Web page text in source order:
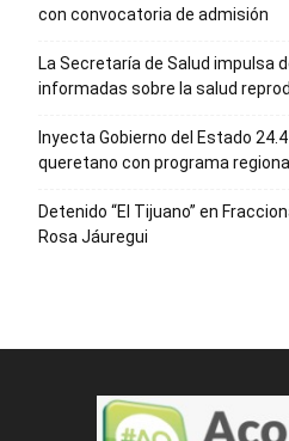
con convocatoria de admisión
La Secretaría de Salud impulsa
informadas sobre la salud
Inyecta Gobierno del Estado
queretano con programa regional
Detenido “El Tijuano” en
Rosa Jáuregui